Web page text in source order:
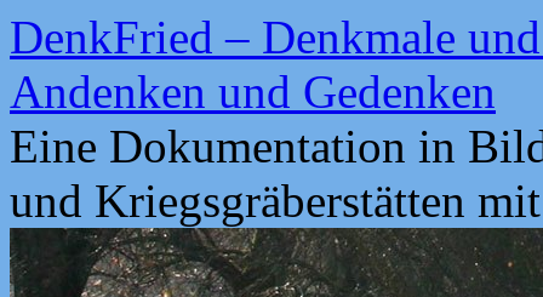
Zum
Inhalt
springen
DenkFried – Denkmale
Andenken und Gedenken
Eine Dokumentation in
und Kriegsgräberstätten